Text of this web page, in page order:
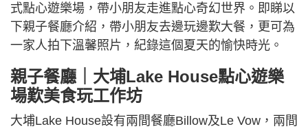
式點心遊樂場，帶小朋友走進點心奇幻世界。即睇以
下親子餐廳介紹，帶小朋友去邊玩邊歎大餐，更可為
一家人拍下溫馨照片，紀錄這個夏天的愉快時光。
親子餐廳｜大埔Lake House點心遊樂
場歎美食玩工作坊
大埔Lake House設有兩間餐廳Billow及Le Vow，兩間